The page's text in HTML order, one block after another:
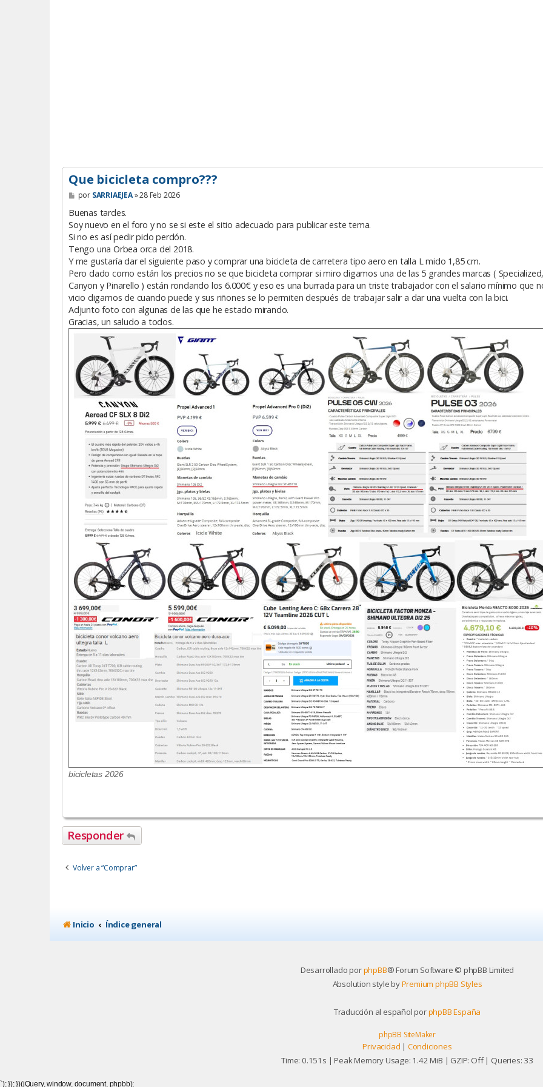
Que bicicleta compro???
M
e
n
a
j
e
por SARRIAEJEA»28 Feb 2026
Buenas tardes.
Soy nuevo en el foro y no se si este el sitio adecuado para publicar este tema.
Si no es así pedir pido perdón.
Tengo una Orbea orca del 2018.
Y me gustaría dar el siguiente paso y comprar una bicicleta de carretera tipo aero en talla L mido 1,85 cm.
Pero dado como están los precios no se que bicicleta comprar si miro digamos una de las 5 grandes marcas (
Canyon y Pinarello ) están rondando los 6.000€ y eso es una burrada para un triste trabajador con el salario mínimo que
vicio digamos de cuando puede y sus riñones se lo permiten después de trabajar salir a dar una vuelta con la bici.
Adjunto foto con algunas de las que he estado mirando.
Gracias, un saludo a todos.
bicicletas 2026
Responder
Volver a “Comprar”
Inicio Índice general
Desarrollado porphpBB® Forum Software © phpBB Limited
Absolution style byPremium phpBB Styles
Traducción al español porphpBB España
phpBB SiteMaker
Privacidad | Condiciones
Time: 0.151s | Peak Memory Usage: 1.42 MiB | GZIP: Off | Queries: 33
`); }); })(jQuery, window, document, phpbb);